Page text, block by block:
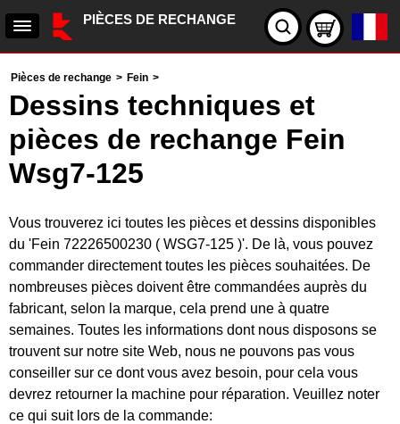
PIÈCES DE RECHANGE
Pièces de rechange > Fein >
Dessins techniques et
pièces de rechange Fein
Wsg7-125
Vous trouverez ici toutes les pièces et dessins disponibles
du 'Fein 72226500230 ( WSG7-125 )'. De là, vous pouvez
commander directement toutes les pièces souhaitées. De
nombreuses pièces doivent être commandées auprès du
fabricant, selon la marque, cela prend une à quatre
semaines. Toutes les informations dont nous disposons se
trouvent sur notre site Web, nous ne pouvons pas vous
conseiller sur ce dont vous avez besoin, pour cela vous
devrez retourner la machine pour réparation. Veuillez noter
ce qui suit lors de la commande: